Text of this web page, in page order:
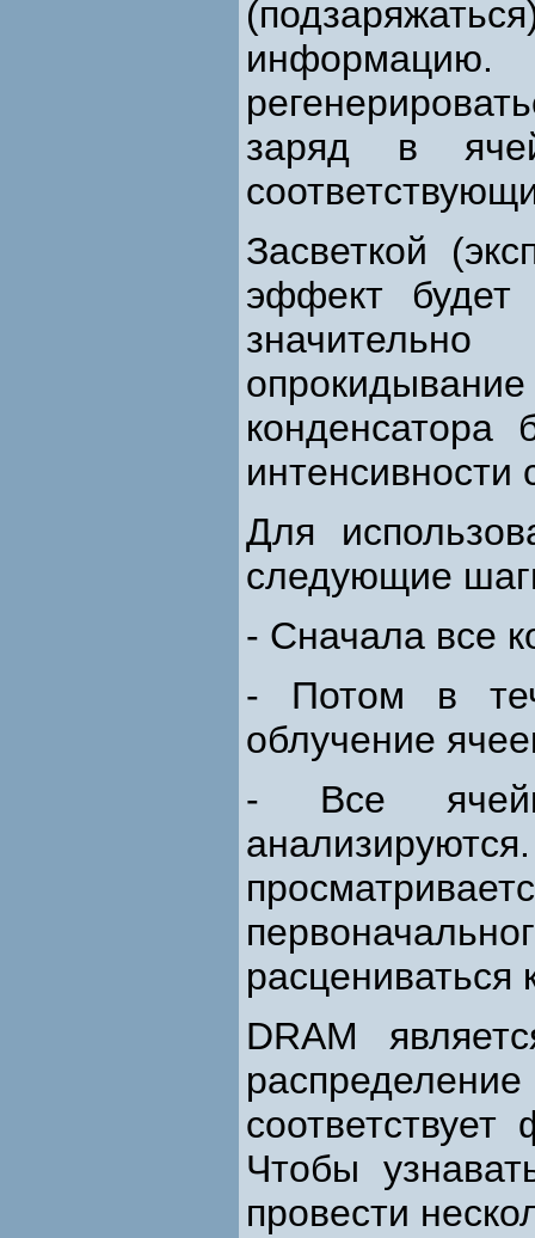
заряд в
Засветкой
эффект будет
конденсатора
интенсивности
Для
следующие
- Сначала все
- Потом в
облучение
- Все
расцениваться
DRAM
Чтобы
провести